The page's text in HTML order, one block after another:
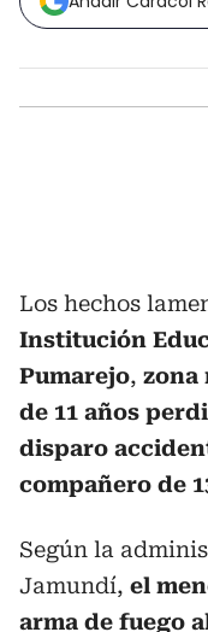
Los hechos
Institución
Pumarejo, zona
de 11 años
disparo
compañero de
Según la
Jamundí, el
arma de fuego